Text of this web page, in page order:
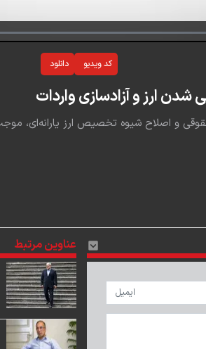
کد ویدیو
دانلود
ارز و آزادسازی واردات
و اصلاح شیوه تخصیص ارز یارانه‌ای،
عناوین مرتبط